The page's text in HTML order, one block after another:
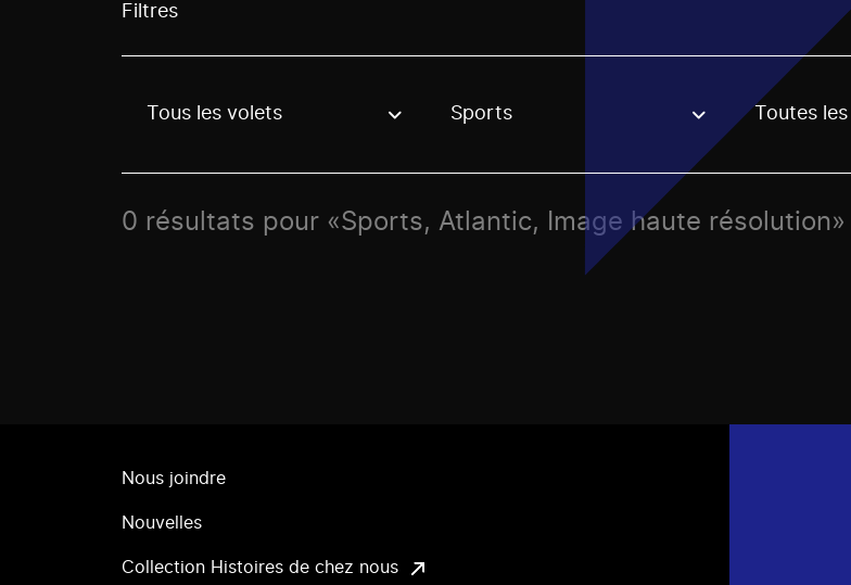
Filtres
Use these options to filter projects by topic, stream or regon. The filter will be applied
Tous les volets Sports Toutes
0 résultats pour «Sports, Atlantic, Image haute résolution»
Nous joindre
Nouvelles
Collection Histoires de chez nous